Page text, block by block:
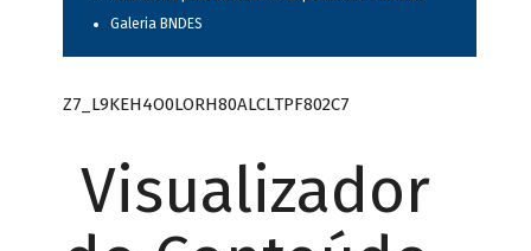
Galeria BNDES
Z7_L9KEH4O0LORH80ALCLTPF802C7
Visualizador